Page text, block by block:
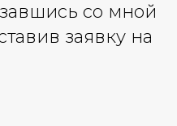
со мной
заявку на